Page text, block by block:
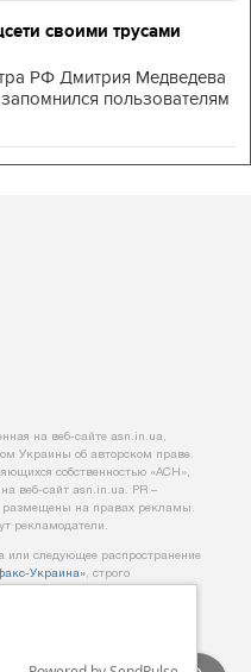
своими трусами
РФ Дмитрия Медведева
пользователям
на веб-сайте asn.in.ua,
Украины об авторском праве.
собственностью «АСН»,
веб-сайт asn.іn.ua. PR –
размещены на правах рекламы.
рекламодатели.
или следующее распространение
Украина», строго